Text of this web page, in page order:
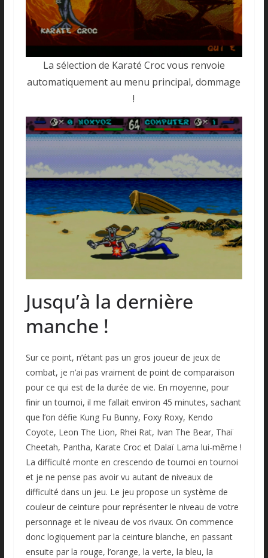
La sélection de Karaté Croc vous renvoie
automatiquement au menu principal, dommage
!
Jusqu’à la dernière
manche !
Sur ce point, n’étant pas un gros joueur de jeux de
combat, je n’ai pas vraiment de point de comparaison
pour ce qui est de la durée de vie. En moyenne, pour
finir un tournoi, il me fallait environ 45 minutes, sachant
que l’on défie Kung Fu Bunny, Foxy Roxy, Kendo
Coyote, Leon The Lion, Rhei Rat, Ivan The Bear, Thaï
Cheetah, Pantha, Karate Croc et Dalaï Lama lui-même !
La difficulté monte en crescendo de tournoi en tournoi
et je ne pense pas avoir vu autant de niveaux de
difficulté dans un jeu. Le jeu propose un système de
couleur de ceinture pour représenter le niveau de votre
personnage et le niveau de vos rivaux. On commence
donc logiquement par la ceinture blanche, en passant
ensuite par la rouge, l’orange, la verte, la bleu, la